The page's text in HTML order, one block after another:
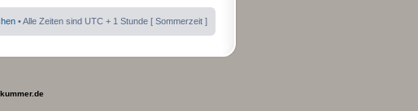
• Alle Zeiten sind UTC + 1 Stunde [ Sommerzeit ]